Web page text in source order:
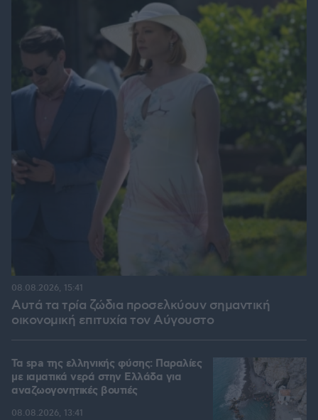
Αυτά τα τρία ζώδια προσελκύουν σημαντική
οικονομική επιτυχία τον Αύγουστο
08.08.2026, 15:41
Τα spa της ελληνικής φύσης: Παραλίες
με ιαματικά νερά στην Ελλάδα για
αναζωογονητικές βουτιές
08.08.2026, 13:41